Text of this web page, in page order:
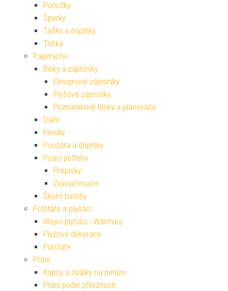
Ponožky
Šperky
Tašky a doplňky
Trička
Papírnictví
Bloky a zápisníky
Designové zápisníky
Plyšové zápisníky
Poznámkové bloky a plánovače
Diáře
Penály
Pouzdra a doplňky
Psací potřeby
Propisky
Zvýrazňovače
Školní batohy
Polštáře a plyšáci
Hřejiví plyšáci - Warmies
Plyšové dekorace
Polštáře
Přání
Kapsy a obálky na peníze
Přání podle příležitosti